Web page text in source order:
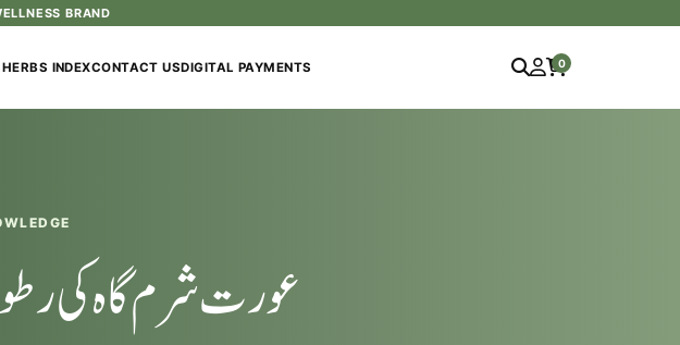
BRAND
HERBS INDEXCONTACT USDIGITAL PAYMENTS 0
عورت شرم گاہ کی